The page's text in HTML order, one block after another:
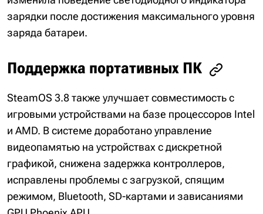
зарядки после достижения максимального уровня
заряда батареи.
Поддержка портативных ПК
SteamOS 3.8 также улучшает совместимость с
игровыми устройствами на базе процессоров Intel
и AMD. В системе доработано управление
видеопамятью на устройствах с дискретной
графикой, снижена задержка контроллеров,
исправлены проблемы с загрузкой, спящим
режимом, Bluetooth, SD-картами и зависаниями